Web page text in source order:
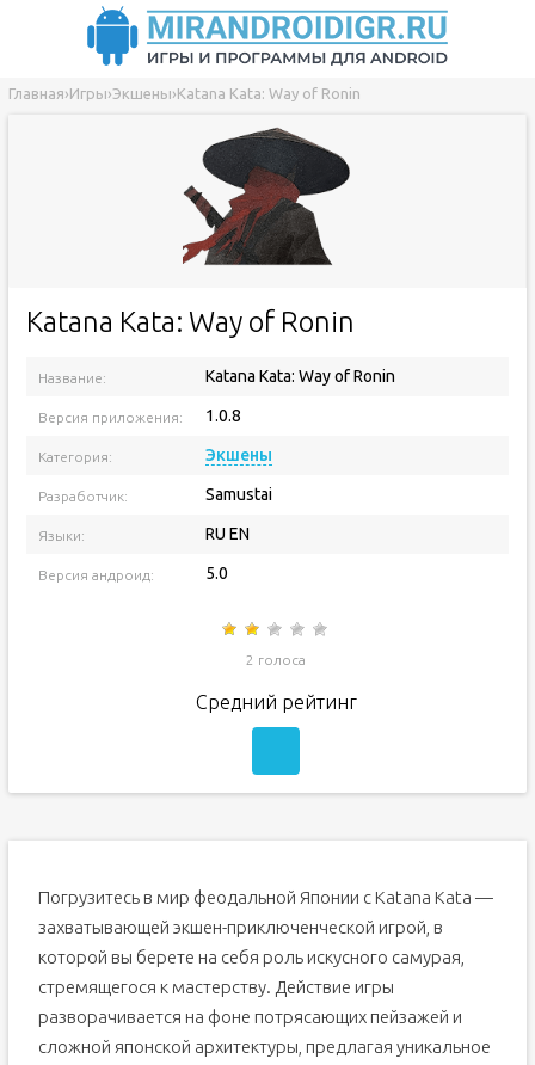
Главная›Игры›Экшены›Katana Kata: Way of Ronin
Katana Kata: Way of Ronin
Название: Katana Kata: Way of Ronin
Версия приложения: 1.0.8
Категория: Экшены
Разработчик: Samustai
Языки: RU EN
Версия андроид: 5.0
2 голоса
Средний рейтинг
Погрузитесь в мир феодальной Японии с Katana Kata —
захватывающей экшен-приключенческой игрой, в
которой вы берете на себя роль искусного самурая,
стремящегося к мастерству. Действие игры
разворачивается на фоне потрясающих пейзажей и
сложной японской архитектуры, предлагая уникальное